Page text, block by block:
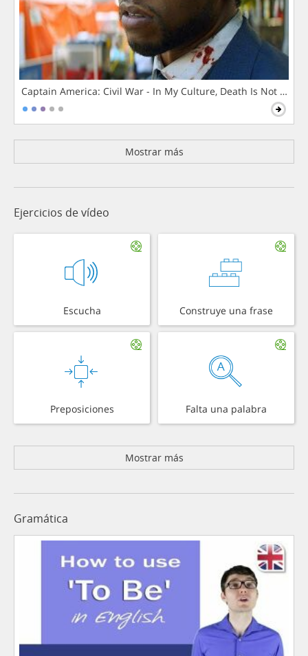
Captain America: Civil War - In My Culture, Death Is Not The
Mostrar más
Ejercicios de vídeo
Escucha Construye una frase
Preposiciones Falta una palabra
Mostrar más
Gramática